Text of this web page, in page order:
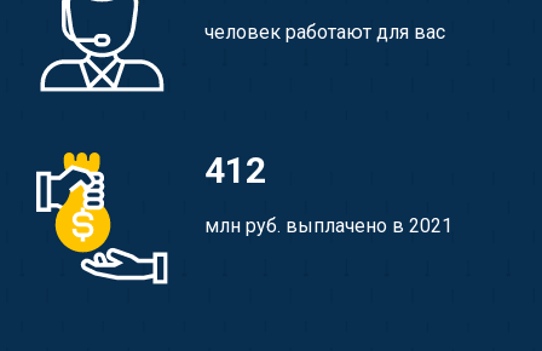
человек работают для вас
412
млн руб. выплачено в 2021